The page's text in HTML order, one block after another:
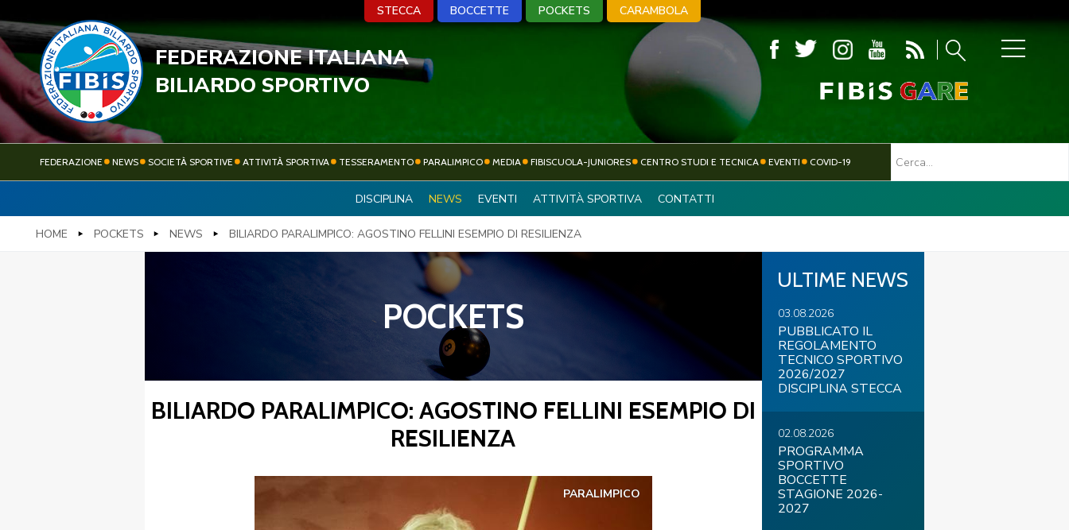
SOCIETÀ SPORTIVE
ATTIVITÀ
SPORTIVA
CENTRO STUDI E
TECNICA
COVID-19
STECCA BOCCETTE CARAMBOLA
STECCA BOCCETTE POCKETS CARAMBOLA
FEDERAZIONE ITALIANA
BILIARDO SPORTIVO
FEDERAZIONE NEWS SOCIETÀ SPORTIVE ATTIVITÀ SPORTIVA TESSERAMENTO PARALIMPICO MEDIA FIBISCUOLA-JUNIORES CENTRO STUDI E TECNICA EVENTI COVID-19
DISCIPLINA NEWS EVENTI ATTIVITÀ SPORTIVA CONTATTI
HOME POCKETS NEWS BILIARDO PARALIMPICO: AGOSTINO FELLINI ESEMPIO DI RESILIENZA
POCKETS
BILIARDO PARALIMPICO: AGOSTINO FELLINI ESEMPIO DI
RESILIENZA
PARALIMPICO
ULTIME NEWS
03.08.2026
PUBBLICATO IL
REGOLAMENTO
TECNICO SPORTIVO
2026/2027
DISCIPLINA STECCA
02.08.2026
PROGRAMMA
SPORTIVO
BOCCETTE
STAGIONE 2026-
2027